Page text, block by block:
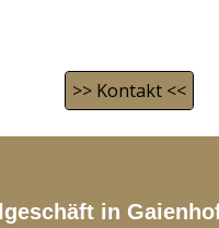
>> Kontakt <<
in